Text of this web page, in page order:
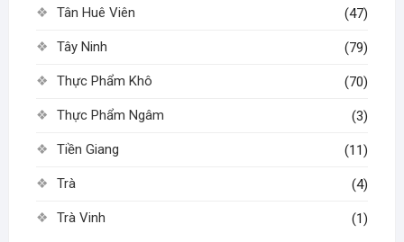
Tân Huê Viên (47)
Tây Ninh (79)
Thực Phẩm Khô (70)
Thực Phẩm Ngâm (3)
Tiền Giang (11)
Trà (4)
Trà Vinh (1)